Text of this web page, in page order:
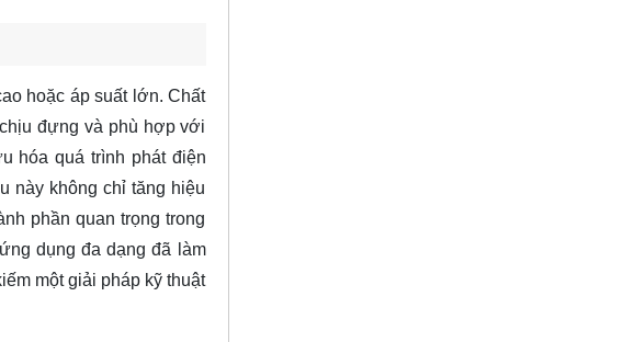
hoặc áp suất lớn. Chất
đựng và phù hợp với
hóa quá trình phát điện
này không chỉ tăng hiệu
phần quan trọng trong
dụng đa dạng đã làm
một giải pháp kỹ thuật